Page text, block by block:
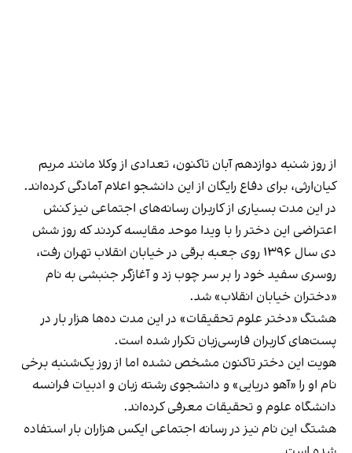
از روز شنبه دوازدهم آبان تاکنون، تعدادی از وکلا مانند مریم
کیان‌ارثی، برای دفاع رایگان از این دانشجو اعلام آمادگی کرده‌اند.
در این مدت بسیاری از کاربران رسانه‌های اجتماعی نیز کنش
اعتراضی این دختر را با ویدا موحد مقایسه کردند که روز شش
دی سال ۱۳۹۶ روی جعبه برقی در خیابان انقلاب تهران رفت،
روسری سفید خود را بر سر چوب زد و آغازگر جنبشی به نام
«دختران خیابان انقلاب» شد.
هشتگ «دختر علوم تحقیقات» در این مدت ده‌ها هزار بار در
پست‌های کاربران فارسی‌زبان تکرار شده است.
هویت این دختر تاکنون مشخص نشده اما از روز یک‌شنبه برخی
نام او را «آهو دریایی» و دانشجوی رشته زبان و ادبیات فرانسه
دانشگاه علوم و تحقیقات معرفی کرده‌اند.
هشتگ این نام نیز در رسانه اجتماعی ایکس هزاران بار استفاده